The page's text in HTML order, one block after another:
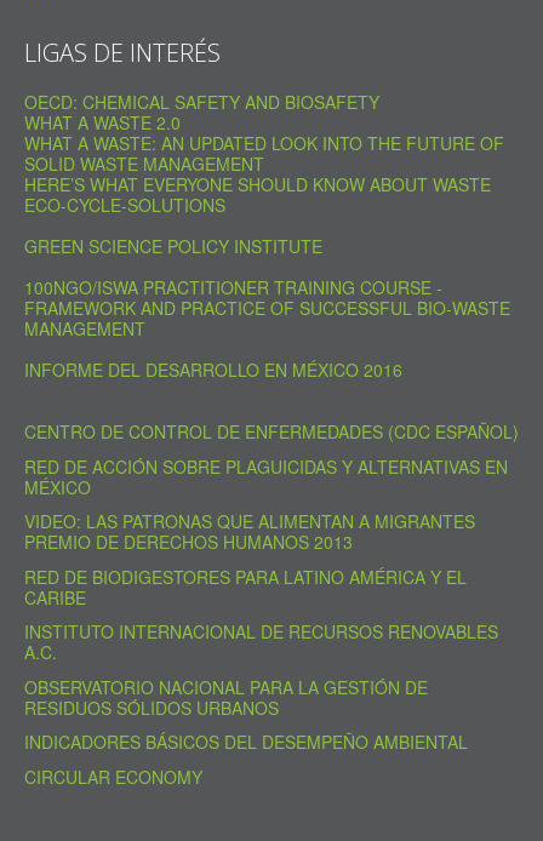
LIGAS DE INTERÉS
OECD: CHEMICAL SAFETY AND BIOSAFETY
WHAT A WASTE 2.0
WHAT A WASTE: AN UPDATED LOOK INTO THE FUTURE OF
SOLID WASTE MANAGEMENT
HERE’S WHAT EVERYONE SHOULD KNOW ABOUT WASTE
ECO-CYCLE-SOLUTIONS
GREEN SCIENCE POLICY INSTITUTE
100NGO/ISWA PRACTITIONER TRAINING COURSE -
FRAMEWORK AND PRACTICE OF SUCCESSFUL BIO-WASTE
MANAGEMENT
INFORME DEL DESARROLLO EN MÉXICO 2016
CENTRO DE CONTROL DE ENFERMEDADES (CDC ESPAÑOL)
RED DE ACCIÓN SOBRE PLAGUICIDAS Y ALTERNATIVAS EN
MÉXICO
VIDEO: LAS PATRONAS QUE ALIMENTAN A MIGRANTES
PREMIO DE DERECHOS HUMANOS 2013
RED DE BIODIGESTORES PARA LATINO AMÉRICA Y EL
CARIBE
INSTITUTO INTERNACIONAL DE RECURSOS RENOVABLES
A.C.
OBSERVATORIO NACIONAL PARA LA GESTIÓN DE
RESIDUOS SÓLIDOS URBANOS
INDICADORES BÁSICOS DEL DESEMPEÑO AMBIENTAL
CIRCULAR ECONOMY